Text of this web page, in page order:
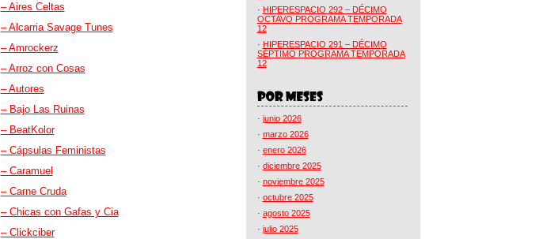
– Aires Celtas
– Alcarria Savage Tunes
– Amrockerz
– Arroz con Cosas
– Autores
– Bajo Las Ruinas
– BeatKolor
– Cápsulas Feministas
– Caramuel
– Carne Cruda
– Chicas con Gafas y Cia
– Clickciber
· HIPERESPACIO 292 – DÉCIMO
OCTAVO PROGRAMA TEMPORADA
12
· HIPERESPACIO 291 – DÉCIMO
SÉPTIMO PROGRAMA TEMPORADA
12
· junio 2026
· marzo 2026
· enero 2026
· diciembre 2025
· noviembre 2025
· octubre 2025
· agosto 2025
· julio 2025